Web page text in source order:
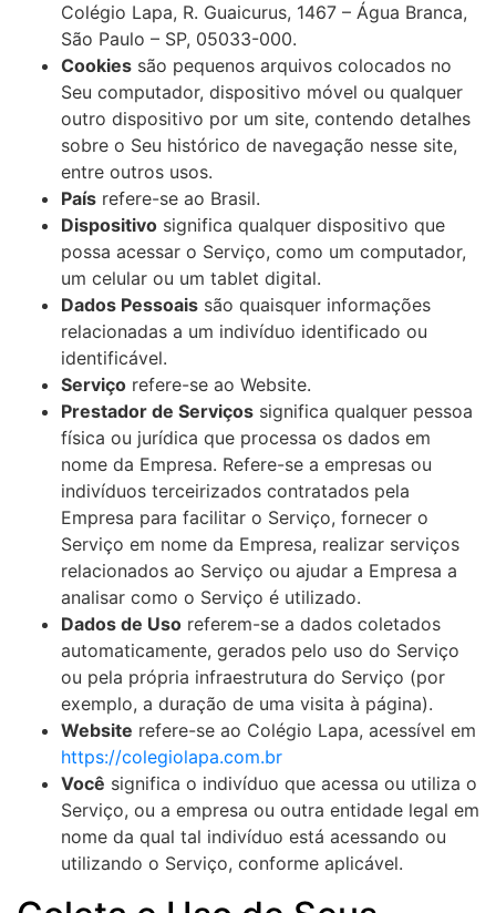
Colégio Lapa, R. Guaicurus, 1467 – Água Branca,
São Paulo – SP, 05033-000.
Cookies são pequenos arquivos colocados no
Seu computador, dispositivo móvel ou qualquer
outro dispositivo por um site, contendo detalhes
sobre o Seu histórico de navegação nesse site,
entre outros usos.
País refere-se ao Brasil.
Dispositivo significa qualquer dispositivo que
possa acessar o Serviço, como um computador,
um celular ou um tablet digital.
Dados Pessoais são quaisquer informações
relacionadas a um indivíduo identificado ou
identificável.
Serviço refere-se ao Website.
Prestador de Serviços significa qualquer pessoa
física ou jurídica que processa os dados em
nome da Empresa. Refere-se a empresas ou
indivíduos terceirizados contratados pela
Empresa para facilitar o Serviço, fornecer o
Serviço em nome da Empresa, realizar serviços
relacionados ao Serviço ou ajudar a Empresa a
analisar como o Serviço é utilizado.
Dados de Uso referem-se a dados coletados
automaticamente, gerados pelo uso do Serviço
ou pela própria infraestrutura do Serviço (por
exemplo, a duração de uma visita à página).
Website refere-se ao Colégio Lapa, acessível em
https://colegiolapa.com.br
Você significa o indivíduo que acessa ou utiliza o
Serviço, ou a empresa ou outra entidade legal em
nome da qual tal indivíduo está acessando ou
utilizando o Serviço, conforme aplicável.